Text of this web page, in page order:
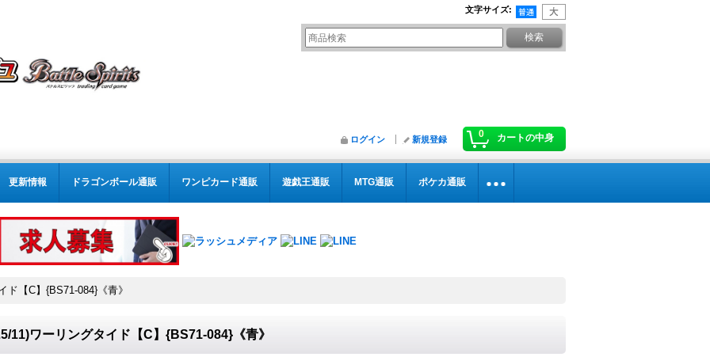
文字サイズ:
0 カートの中身
ログイン 新規登録
更新情報 ドラゴンボール通販 ワンピカード通販 遊戯王通販 MTG通販 ポケカ通販
ド【C】{BS71-084}《青》
11)ワーリングタイド【C】{BS71-084}《青》